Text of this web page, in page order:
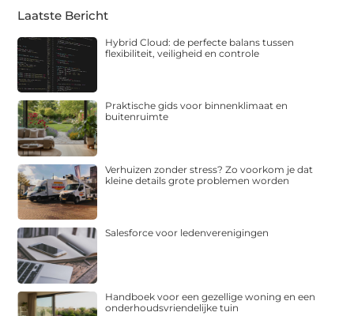
Laatste Bericht
Hybrid Cloud: de perfecte balans tussen
flexibiliteit, veiligheid en controle
Praktische gids voor binnenklimaat en
buitenruimte
Verhuizen zonder stress? Zo voorkom je dat
kleine details grote problemen worden
Salesforce voor ledenverenigingen
Handboek voor een gezellige woning en een
onderhoudsvriendelijke tuin